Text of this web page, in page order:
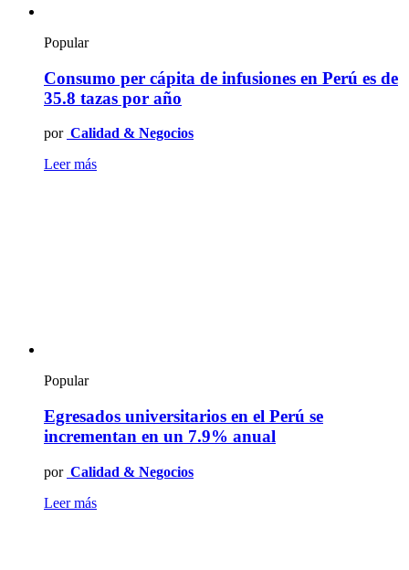
Popular
Consumo per cápita de infusiones en Perú es de
35.8 tazas por año
por Calidad & Negocios
Leer más
Popular
Egresados universitarios en el Perú se
incrementan en un 7.9% anual
por Calidad & Negocios
Leer más